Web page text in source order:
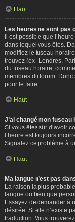
Haut
Les heures ne sont pas
Il est possible que
dans lequel vous êtes.
modifiez le fuseau
trouvez (ex : Londres,
du fuseau horaire,
membres du forum. Donc
pour le faire.
Haut
J’ai changé mon
Si vous êtes sûr d’avoir
l’heure est toujours
Signalez ce problème à
Haut
Ma langue n’est pas
La raison la plus
langue ou bien que
Essayez de demander à
désirée. Si elle n’existe
traduction. Vous